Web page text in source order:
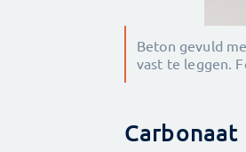
Beton gevuld
vast te leggen.
Carbonaat